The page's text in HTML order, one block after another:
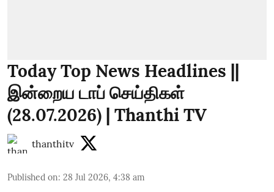
Today Top News Headlines ||
இன்றைய டாப் செய்திகள்
(28.07.2026) | Thanthi TV
thanthitv
Published on: 28 Jul 2026, 4:38 am